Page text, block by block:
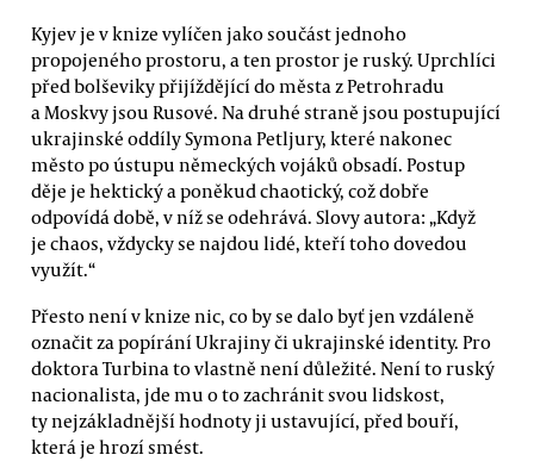
Kyjev je v knize vylíčen jako součást jednoho
propojeného prostoru, a ten prostor je ruský. Uprchlíci
před bolševiky přijíždějící do města z Petrohradu
a Moskvy jsou Rusové. Na druhé straně jsou postupující
ukrajinské oddíly Symona Petljury, které nakonec
město po ústupu německých vojáků obsadí. Postup
děje je hektický a poněkud chaotický, což dobře
odpovídá době, v níž se odehrává. Slovy autora: „Když
je chaos, vždycky se najdou lidé, kteří toho dovedou
využít.“
Přesto není v knize nic, co by se dalo byť jen vzdáleně
označit za popírání Ukrajiny či ukrajinské identity. Pro
doktora Turbina to vlastně není důležité. Není to ruský
nacionalista, jde mu o to zachránit svou lidskost,
ty nejzákladnější hodnoty ji ustavující, před bouří,
která je hrozí smést.